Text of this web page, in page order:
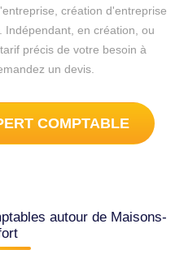
création d'entreprise
Indépendant, en création, ou
précis de votre besoin à
un devis.
COMPTABLE
autour de Maisons-